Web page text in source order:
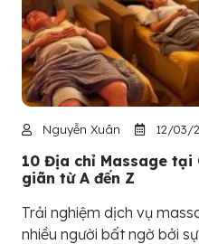
Nguyễn Xuân 12/03/
10 Địa chỉ Massage tại
giãn từ A đến Z
Trải nghiệm dịch vụ
nhiều người bất ngờ bởi